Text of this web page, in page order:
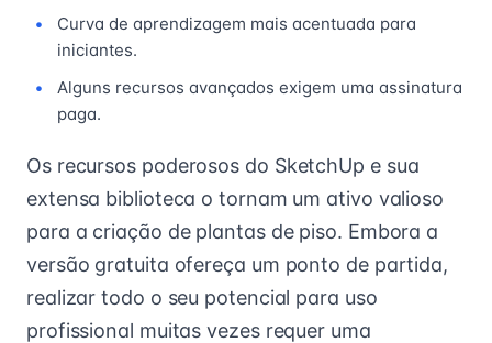
Curva de aprendizagem mais acentuada para
iniciantes.
Alguns recursos avançados exigem uma assinatura
paga.
Os recursos poderosos do SketchUp e sua
extensa biblioteca o tornam um ativo valioso
para a criação de plantas de piso. Embora a
versão gratuita ofereça um ponto de partida,
realizar todo o seu potencial para uso
profissional muitas vezes requer uma